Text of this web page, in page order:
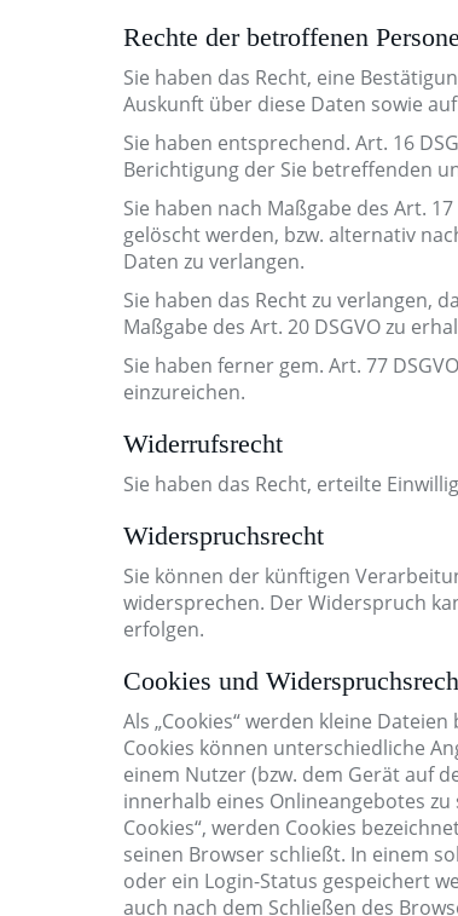
Rechte der betroffenen
Sie haben das Recht, eine
Auskunft über diese Daten sowie
Sie haben entsprechend. Art. 16
Berichtigung der Sie betreffenden
Sie haben nach Maßgabe des Art.
gelöscht werden, bzw. alternativ
Daten zu verlangen.
Sie haben das Recht zu verlangen,
Maßgabe des Art. 20 DSGVO zu
Sie haben ferner gem. Art. 77
einzureichen.
Widerrufsrecht
Sie haben das Recht, erteilte
Widerspruchsrecht
Sie können der künftigen
widersprechen. Der Widerspruch
erfolgen.
Cookies und
Als „Cookies“ werden kleine
Cookies können unterschiedliche
einem Nutzer (bzw. dem Gerät auf
innerhalb eines Onlineangebotes zu
Cookies“, werden Cookies
seinen Browser schließt. In einem
oder ein Login-Status gespeichert
auch nach dem Schließen des